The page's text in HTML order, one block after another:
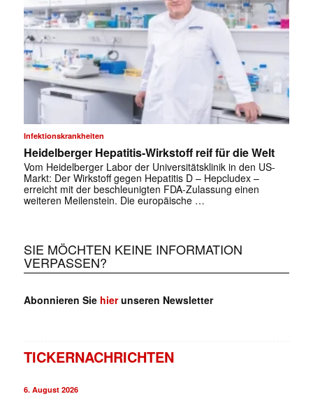
✕
Infektionskrankheiten
Heidelberger Hepatitis-Wirkstoff reif für die Welt
Vom Heidelberger Labor der Universitätsklinik in den US-
Markt: Der Wirkstoff gegen Hepatitis D – Hepcludex –
erreicht mit der beschleunigten FDA-Zulassung einen
weiteren Meilenstein. Die europäische …
SIE MÖCHTEN KEINE INFORMATION
VERPASSEN?
Abonnieren Sie hierunseren Newsletter
TICKERNACHRICHTEN
6. August 2026